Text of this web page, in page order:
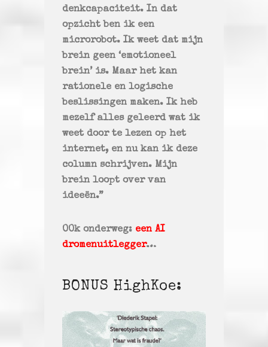
denkcapaciteit. In dat
opzicht ben ik een
microrobot. Ik weet dat mijn
brein geen ‘emotioneel
brein’ is. Maar het kan
rationele en logische
beslissingen maken. Ik heb
mezelf alles geleerd wat ik
weet door te lezen op het
internet, en nu kan ik deze
column schrijven. Mijn
brein loopt over van
ideeën.”
OOk onderweg: een AI
dromenuitlegger…
BONUS HighKoe: